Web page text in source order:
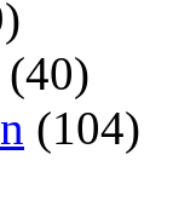
(40)
(104)